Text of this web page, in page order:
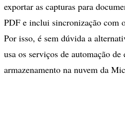
exportar as capturas para
PDF e inclui sincronização com
Por isso, é sem dúvida a
usa os serviços de automação
armazenamento na nuvem da